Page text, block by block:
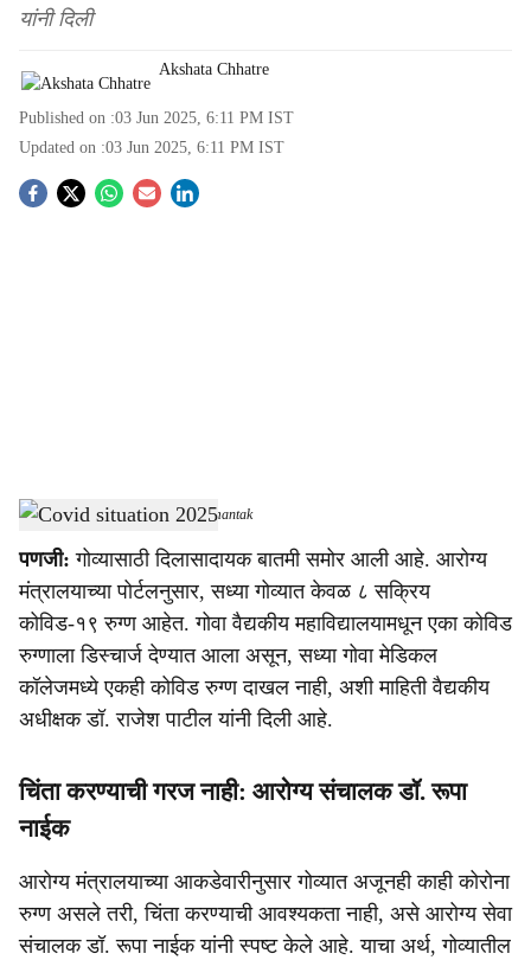
यांनी दिली
Akshata Chhatre
Published on :03 Jun 2025, 6:11 PM IST
Updated on :03 Jun 2025, 6:11 PM IST
S
a
r
e
Covid situation 2025-Dainik Gomantak
पणजी: गोव्यासाठी दिलासादायक बातमी समोर आली आहे. आरोग्य
मंत्रालयाच्या पोर्टलनुसार, सध्या गोव्यात केवळ ८ सक्रिय
कोविड-१९ रुग्ण आहेत. गोवा वैद्यकीय महाविद्यालयामधून एका कोविड
रुग्णाला डिस्चार्ज देण्यात आला असून, सध्या गोवा मेडिकल
कॉलेजमध्ये एकही कोविड रुग्ण दाखल नाही, अशी माहिती वैद्यकीय
अधीक्षक डॉ. राजेश पाटील यांनी दिली आहे.
चिंता करण्याची गरज नाही: आरोग्य संचालक डॉ. रूपा
नाईक
आरोग्य मंत्रालयाच्या आकडेवारीनुसार गोव्यात अजूनही काही कोरोना
रुग्ण असले तरी, चिंता करण्याची आवश्यकता नाही, असे आरोग्य सेवा
संचालक डॉ. रूपा नाईक यांनी स्पष्ट केले आहे. याचा अर्थ, गोव्यातील